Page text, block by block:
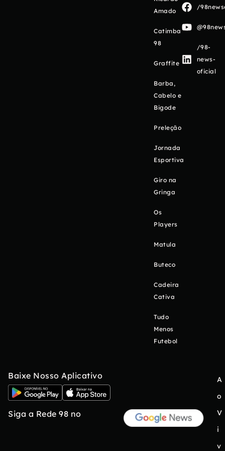
Amado
Catimba
98
Graffite
Barba,
Cabelo e
Bigode
Preleção
Jornada
Esportiva
Giro na
Gringa
Os
Players
Matula
Buteco
Cadeira
Cativa
Tudo
Menos
Futebol
/
/98-
news-
oficial
Baixe Nosso Aplicativo
Siga a Rede 98 no
A
o
V
i
v